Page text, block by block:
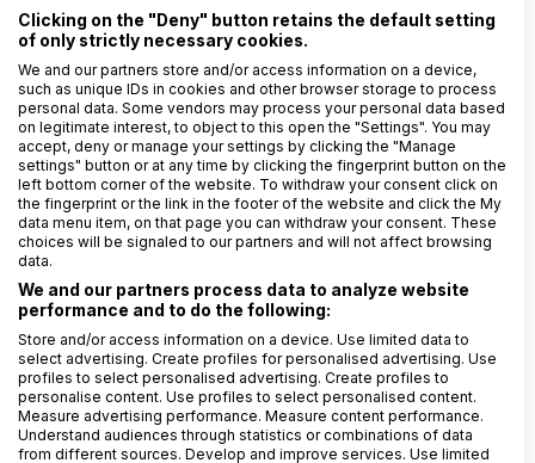
Při oslavě jeho prvních narozenin musíme pokračovat
v podpoře poctivých oznamovatelů protiprávního
jednání, aby se cítili bezpečně a byli oceněni ve svých
snahách prosazovat etické standardy.
Související článek:
Před mikrofonem: Od etické linky pro
školy ke globální whistleblowing
platformě
Clicking on the "Deny" button retains the default setting
of only strictly necessary cookies.
We and our partners store and/or access information on a device,
such as unique IDs in cookies and other browser storage to process
personal data. Some vendors may process your personal data based
on legitimate interest, to object to this open the "Settings". You may
accept, deny or manage your settings by clicking the "Manage
settings" button or at any time by clicking the fingerprint button on the
left bottom corner of the website. To withdraw your consent click on
the fingerprint or the link in the footer of the website and click the My
data menu item, on that page you can withdraw your consent. These
choices will be signaled to our partners and will not affect browsing
data.
We and our partners process data to analyze website
performance and to do the following:
Store and/or access information on a device. Use limited data to
select advertising. Create profiles for personalised advertising. Use
profiles to select personalised advertising. Create profiles to
personalise content. Use profiles to select personalised content.
Measure advertising performance. Measure content performance.
Understand audiences through statistics or combinations of data
from different sources. Develop and improve services. Use limited